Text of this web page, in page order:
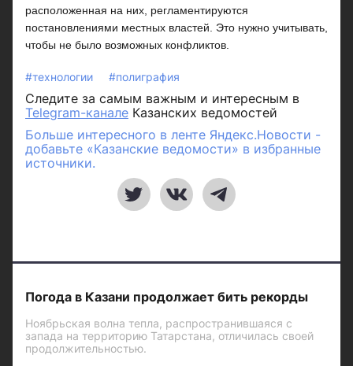
расположенная на них, регламентируются
постановлениями местных властей. Это нужно учитывать,
чтобы не было возможных конфликтов.
#технологии #полиграфия
Следите за самым важным и интересным в
Telegram-канале Казанских ведомостей
Больше интересного в ленте Яндекс.Новости -
добавьте «Казанские ведомости» в избранные
источники.
Погода в Казани продолжает бить рекорды
Ноябрьская волна тепла, распространившаяся с
запада на территорию Татарстана, отличилась своей
продолжительностью.